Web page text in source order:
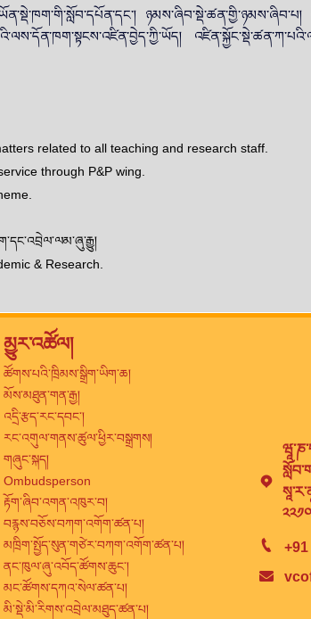
related to all teaching and research staff.
through P&P wing.
& Research.
མྱུར་འཚོལ།
ཚོགས་པའི་ཁྲིམས་སྒྲིག་ཡིག་ཆ།
མོས་མཐུན་གན་རྒྱ།
འདྲི་རྩད་རང་དབང་།
རང་འགུལ་གནས་ཚུལ་ཕྱིར་བསྒྲགས།
གཞུང་སྐད།
Ombudsperson
རྟོག་ཞིབ་འགན་འཁུར་བ།
བརྙས་བཅོས་བཀག་འགོག་ཚན་པ།
མཁྲིག་སྤྱོད་སུན་གཙེར་བཀག་འགོག་ཚན་པ།
ནང་ཁུལ་ཞུ་འབོད་ཚོགས་ཆུང་།
མང་ཚོགས་དཀའ་སེལ་ཚན་པ།
མི་སྡེ་མི་རིགས་འབྲེལ་མཐུད་ཚན་པ།